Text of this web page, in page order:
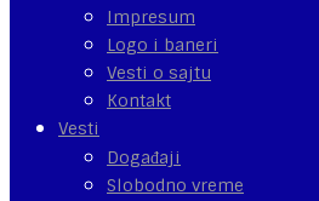
Impresum
Logo i baneri
Vesti o sajtu
Kontakt
Vesti
Događaji
Slobodno vreme